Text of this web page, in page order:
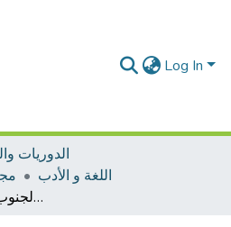
Log In
الدوريات
اللغة و الأدب
قراءة مفتاحية في رواية" ريح الجنوب" لعبد الحميد بن هدوقة